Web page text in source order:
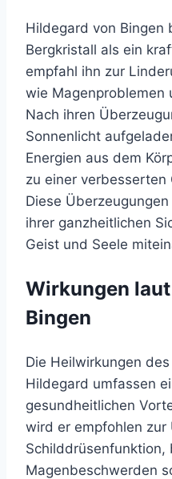
Hildegard von Bingen
Bergkristall als ein
empfahl ihn zur
wie Magenproblemen
Nach ihren
Sonnenlicht
Energien aus dem
zu einer verbesserten
Diese
ihrer ganzheitlichen
Geist und Seele
Wirkungen
Bingen
Die Heilwirkungen
Hildegard umfassen
gesundheitlichen
wird er empfohlen
Schilddrüsenfunktion,
Magenbeschwerden